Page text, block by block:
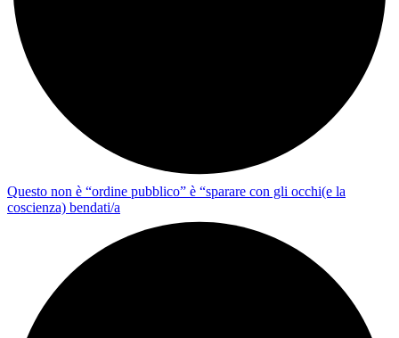
Questo non è “ordine pubblico” è “sparare con gli occhi(e la
coscienza) bendati/a